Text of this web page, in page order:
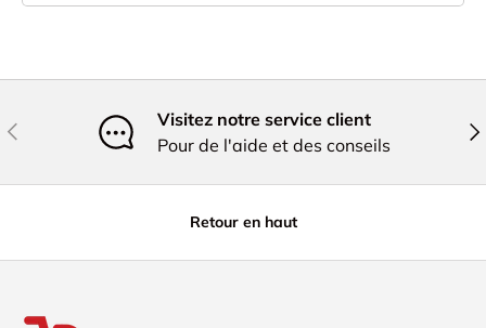
Précédent
Visitez notre service client
Pour de l'aide et des conseils
Retour en haut